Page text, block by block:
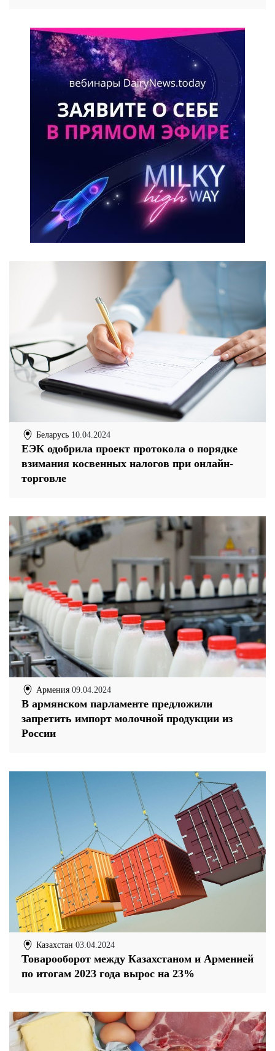
Беларусь 10.04.2024
ЕЭК одобрила проект протокола о порядке
взимания косвенных налогов при онлайн-
торговле
Армения 09.04.2024
В армянском парламенте предложили
запретить импорт молочной продукции из
России
Казахстан 03.04.2024
Товарооборот между Казахстаном и Арменией
по итогам 2023 года вырос на 23%